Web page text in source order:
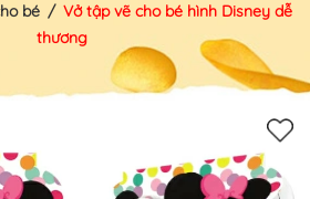
bé / Vở tập vẽ cho bé hình Disney dễ
thương